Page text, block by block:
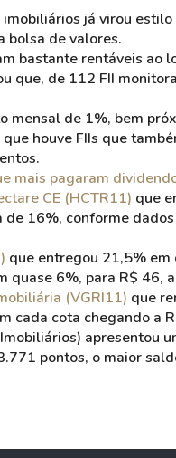
já virou
bolsa de valores.
bastante rentáveis ao
que, de 112 FII
de 1%, bem
houve FIIs que
mais pagaram
CE (HCTR11) que
16%, conforme
que entregou 21,5%
quase 6%, para R$ 46,
(VGRI11) que
cada cota chegando a
apresentou
pontos, o maior